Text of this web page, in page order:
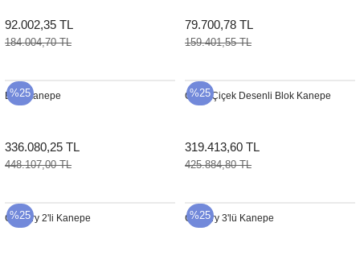
92.002,35 TL
184.004,70 TL
79.700,78 TL
159.401,55 TL
%25
Blok Kanepe
336.080,25 TL
448.107,00 TL
%25
Örme Çiçek Desenli Blok Kanepe
319.413,60 TL
425.884,80 TL
%25
Century 2'li Kanepe %25
Century 3'lü Kanepe